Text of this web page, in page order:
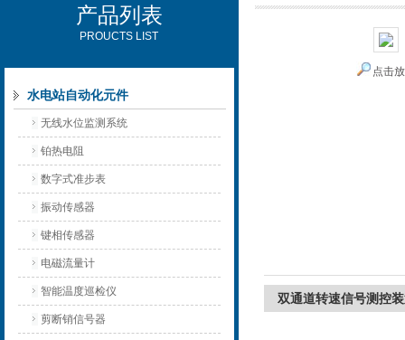
西安可雷可水电设备有限公司
产品列表
PROUCTS LIST
水电站自动化元件
无线水位监测系统
铂热电阻
数字式准步表
振动传感器
键相传感器
电磁流量计
智能温度巡检仪
剪断销信号器
点击
双通道转速信号测控